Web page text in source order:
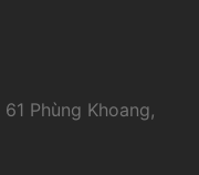
Phùng Khoang,